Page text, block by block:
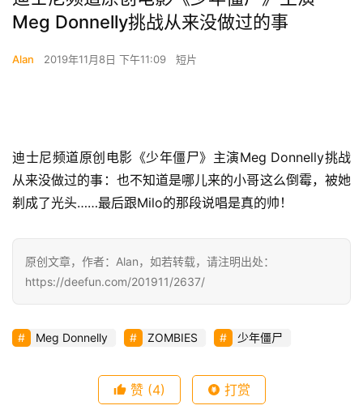
Meg Donnelly挑战从来没做过的事
Alan 2019年11月8日 下午11:09 短片
迪士尼频道原创电影《少年僵尸》主演Meg Donnelly挑战
从来没做过的事：也不知道是哪儿来的小哥这么倒霉，被她
剃成了光头……最后跟Milo的那段说唱是真的帅！
原创文章，作者：Alan，如若转载，请注明出处：
https://deefun.com/201911/2637/
Meg Donnelly ZOMBIES 少年僵尸
赞 (4) 打赏